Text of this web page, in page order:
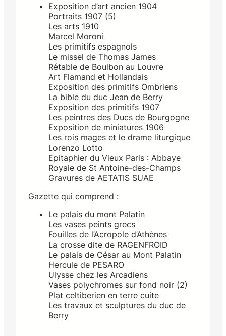
Exposition d’art ancien 1904
Portraits 1907 (5)
Les arts 1910
Marcel Moroni
Les primitifs espagnols
Le missel de Thomas James
Rétable de Boulbon au Louvre
Art Flamand et Hollandais
Exposition des primitifs Ombriens
La bible du duc Jean de Berry
Exposition des primitifs 1907
Les peintres des Ducs de Bourgogne
Exposition de miniatures 1906
Les rois mages et le drame liturgique
Lorenzo Lotto
Epitaphier du Vieux Paris : Abbaye
Royale de St Antoine-des-Champs
Gravures de AETATIS SUAE
Gazette qui comprend :
Le palais du mont Palatin
Les vases peints grecs
Fouilles de l’Acropole d’Athènes
La crosse dite de RAGENFROID
Le palais de César au Mont Palatin
Hercule de PESARO
Ulysse chez les Arcadiens
Vases polychromes sur fond noir (2)
Plat celtiberien en terre cuite
Les travaux et sculptures du duc de
Berry